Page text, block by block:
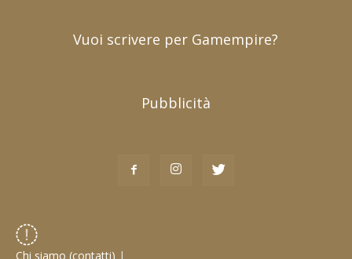
Vuoi scrivere per Gamempire?
Pubblicità
Chi siamo (contatti) |